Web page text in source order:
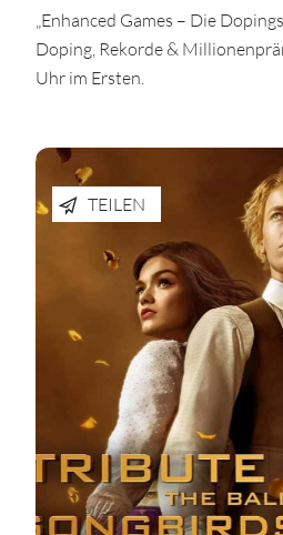
„Enhanced Games – Die
Doping, Rekorde &
Uhr im Ersten.
TEILEN